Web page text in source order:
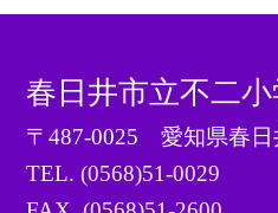
春日井市立不二
〒487-0025 愛知県春日
TEL.(0568)51-0029